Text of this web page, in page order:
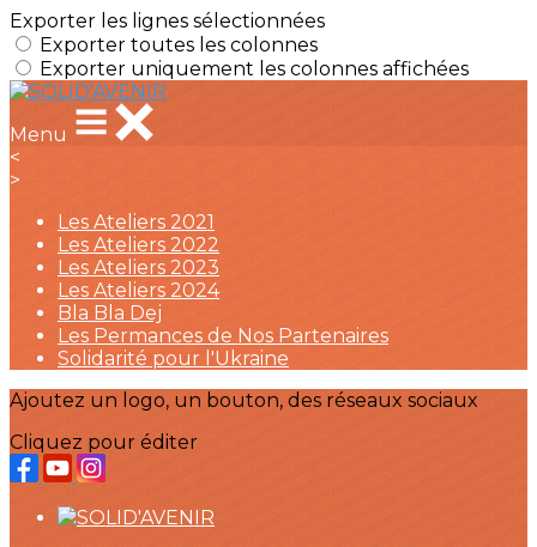
Exporter les lignes sélectionnées
Exporter toutes les colonnes
Exporter uniquement les colonnes affichées
Menu
<
>
Les Ateliers 2021
Les Ateliers 2022
Les Ateliers 2023
Les Ateliers 2024
Bla Bla Dej
Les Permances de Nos Partenaires
Solidarité pour l'Ukraine
Ajoutez un logo, un bouton, des réseaux sociaux
Cliquez pour éditer